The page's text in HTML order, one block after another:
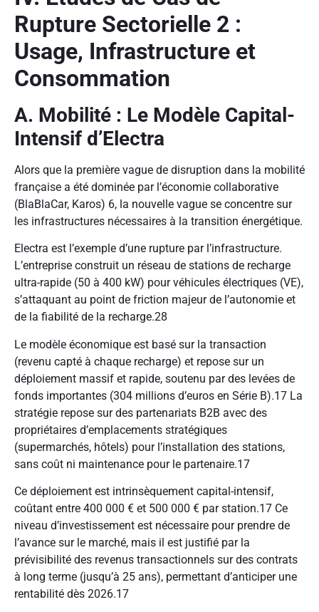
Rupture Sectorielle 2 :
Usage, Infrastructure et
Consommation
A. Mobilité : Le Modèle Capital-
Intensif d’Electra
Alors que la première vague de disruption dans la mobilité
française a été dominée par l’économie collaborative
(BlaBlaCar, Karos) 6, la nouvelle vague se concentre sur
les infrastructures nécessaires à la transition énergétique.
Electra est l’exemple d’une rupture par l’infrastructure.
L’entreprise construit un réseau de stations de recharge
ultra-rapide (50 à 400 kW) pour véhicules électriques (VE),
s’attaquant au point de friction majeur de l’autonomie et
de la fiabilité de la recharge.28
Le modèle économique est basé sur la transaction
(revenu capté à chaque recharge) et repose sur un
déploiement massif et rapide, soutenu par des levées de
fonds importantes (304 millions d’euros en Série B).17 La
stratégie repose sur des partenariats B2B avec des
propriétaires d’emplacements stratégiques
(supermarchés, hôtels) pour l’installation des stations,
sans coût ni maintenance pour le partenaire.17
Ce déploiement est intrinsèquement capital-intensif,
coûtant entre 400 000 € et 500 000 € par station.17 Ce
niveau d’investissement est nécessaire pour prendre de
l’avance sur le marché, mais il est justifié par la
prévisibilité des revenus transactionnels sur des contrats
à long terme (jusqu’à 25 ans), permettant d’anticiper une
rentabilité dès 2026.17